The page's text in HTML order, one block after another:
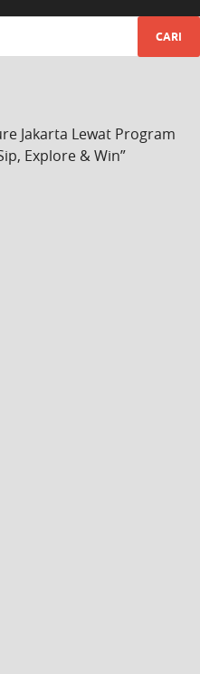
Jakarta Lewat Program
Explore & Win”